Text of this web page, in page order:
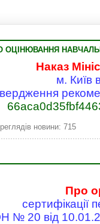
ОЦІНЮВАННЯ
Наказ
м. Київ
новини: 715
Про
сертифікації
№ 20 від